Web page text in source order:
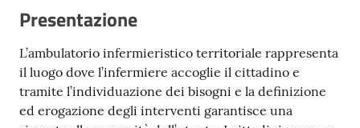
Strutture
territorio
Presentazione
L’ambulatorio infermieristico territoriale rappresenta
il luogo dove l’infermiere accoglie il cittadino e
tramite l’individuazione dei bisogni e la definizione
ed erogazione degli interventi garantisce una